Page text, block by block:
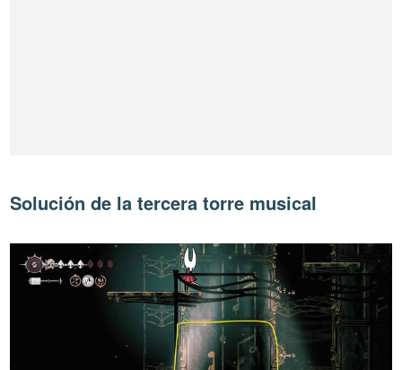
Solución de la tercera torre musical